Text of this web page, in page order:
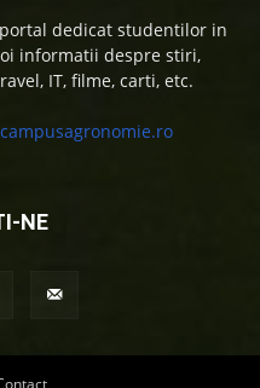
dedicat studentilor in
informatii despre stiri,
IT, filme, carti, etc.
NE